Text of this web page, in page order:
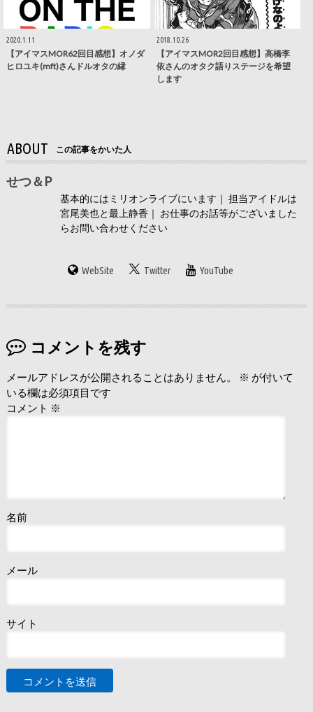
2020.1.11
【アイマスMOR62回目感想】オノダ
ヒロユキ(mft)さんドルオタの縁
2018.10.26
【アイマスMOR2回目感想】高橋李
依さんのオタク語りステージを希望
します
ABOUT この記事をかいた人
せつ＆P
基本的にはミリオンライブにいます｜ 担当アイドルは
宮尾美也と最上静香｜ お仕事のお話等がございました
らお問い合わせください
WebSite Twitter YouTube
コメントを残す
メールアドレスが公開されることはありません。 ※ が付いて
いる欄は必須項目です
コメント ※
名前
メール
サイト